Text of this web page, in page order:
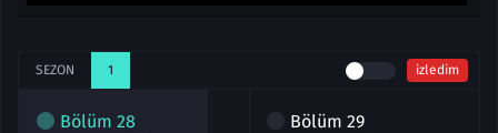
SEZON 1 izledim
Bölüm 28 Bölüm 29